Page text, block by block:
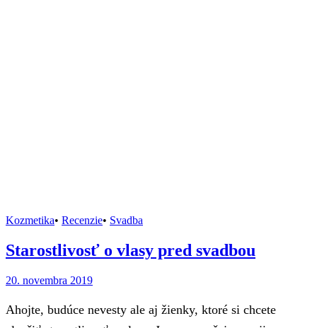
Kozmetika• Recenzie• Svadba
Starostlivosť o vlasy pred svadbou
20. novembra 2019
Ahojte, budúce nevesty ale aj žienky, ktoré si chcete